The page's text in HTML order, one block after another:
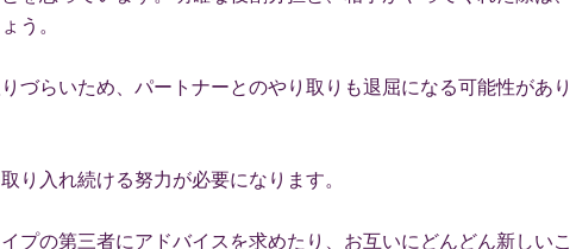
う。
づらいため、パートナーとのやり取りも退屈になる可能性があり
り入れ続ける努力が必要になります。
プの第三者にアドバイスを求めたり、お互いにどんどん新しいこ